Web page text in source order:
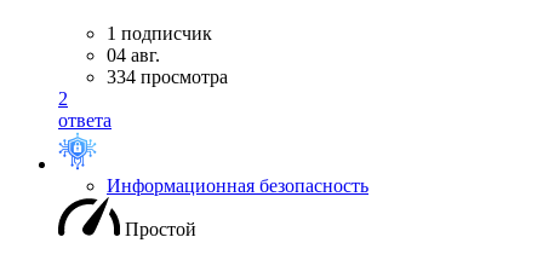
1 подписчик
04 авг.
334 просмотра
2
ответа
Информационная безопасность
Простой